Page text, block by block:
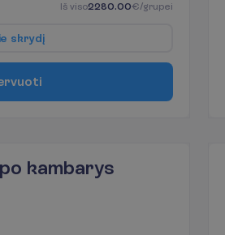
Iš viso2280.00€/grupei
ie skrydį
rvuoti
kambarys